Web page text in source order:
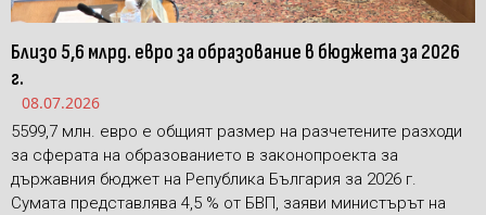
Близо 5,6 млрд. евро за образование в бюджета за 2026
г.
08.07.2026
5599,7 млн. евро е общият размер на разчетените разходи
за сферата на образованието в законопроекта за
държавния бюджет на Република България за 2026 г.
Сумата представлява 4,5 % от БВП, заяви министърът на